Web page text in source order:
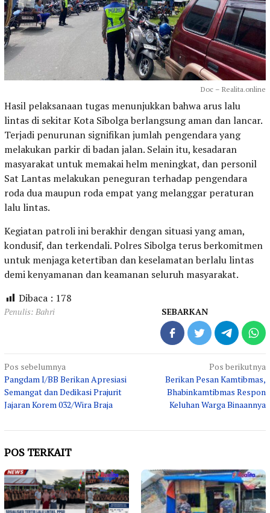
Doc – Realita.online
Hasil pelaksanaan tugas menunjukkan bahwa arus lalu
lintas di sekitar Kota Sibolga berlangsung aman dan lancar.
Terjadi penurunan signifikan jumlah pengendara yang
melakukan parkir di badan jalan. Selain itu, kesadaran
masyarakat untuk memakai helm meningkat, dan personil
Sat Lantas melakukan peneguran terhadap pengendara
roda dua maupun roda empat yang melanggar peraturan
lalu lintas.
Kegiatan patroli ini berakhir dengan situasi yang aman,
kondusif, dan terkendali. Polres Sibolga terus berkomitmen
untuk menjaga ketertiban dan keselamatan berlalu lintas
demi kenyamanan dan keamanan seluruh masyarakat.
Dibaca : 178
Penulis: Bahri SEBARKAN
Navigasi
pos
Pos sebelumnya
Pangdam I/BB Berikan Apresiasi
Semangat dan Dedikasi Prajurit
Jajaran Korem 032/Wira Braja
Pos berikutnya
Berikan Pesan Kamtibmas,
Bhabinkamtibmas Respon
Keluhan Warga Binaannya
POS TERKAIT